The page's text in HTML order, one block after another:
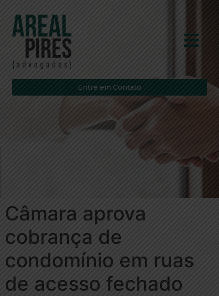
Entre em Contato
Câmara aprova
cobrança de
condomínio em ruas
de acesso fechado